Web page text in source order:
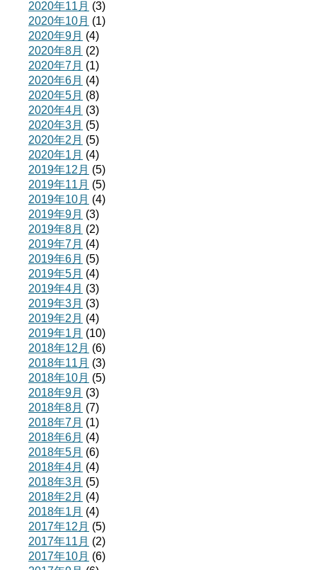
2020年11月 (3)
2020年10月 (1)
2020年9月 (4)
2020年8月 (2)
2020年7月 (1)
2020年6月 (4)
2020年5月 (8)
2020年4月 (3)
2020年3月 (5)
2020年2月 (5)
2020年1月 (4)
2019年12月 (5)
2019年11月 (5)
2019年10月 (4)
2019年9月 (3)
2019年8月 (2)
2019年7月 (4)
2019年6月 (5)
2019年5月 (4)
2019年4月 (3)
2019年3月 (3)
2019年2月 (4)
2019年1月 (10)
2018年12月 (6)
2018年11月 (3)
2018年10月 (5)
2018年9月 (3)
2018年8月 (7)
2018年7月 (1)
2018年6月 (4)
2018年5月 (6)
2018年4月 (4)
2018年3月 (5)
2018年2月 (4)
2018年1月 (4)
2017年12月 (5)
2017年11月 (2)
2017年10月 (6)